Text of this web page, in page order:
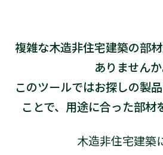
複雑な木造非住宅建築の部
ありませんか
このツールではお探しの製
ことで、用途に合った部材
木造非住宅建築